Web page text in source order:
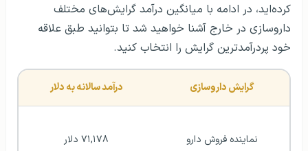
کرده‌اید، در ادامه با میانگین درآمد گرایش‌های مختلف
داروسازی در خارج آشنا خواهید شد تا بتوانید طبق علاقه
خود پردرآمدترین گرایش را انتخاب کنید.
گرایش داروسازی درآمد سالانه به دلار
نماینده فروش دارو ۷۱,۱۷۸ دلار